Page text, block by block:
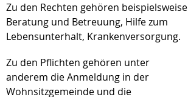
Zu den Rechten gehören beispielsweise
Beratung und Betreuung, Hilfe zum
Lebensunterhalt, Krankenversorgung.
Zu den Pflichten gehören unter
anderem die Anmeldung in der
Wohnsitzgemeinde und die